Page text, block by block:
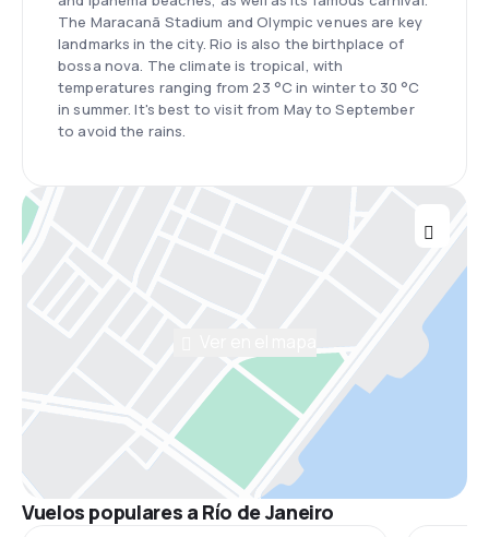
The Maracanã Stadium and Olympic venues are key
landmarks in the city. Rio is also the birthplace of
bossa nova. The climate is tropical, with
temperatures ranging from 23 °C in winter to 30 °C
in summer. It's best to visit from May to September
to avoid the rains.
Vuelos populares a Río de Janeiro